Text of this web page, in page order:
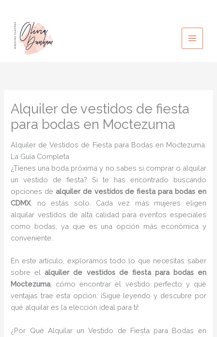
contenido
Alquiler de vestidos de fiesta
para bodas en Moctezuma
Alquiler de Vestidos de Fiesta para Bodas en Moctezuma:
La Guía Completa
¿Tienes una boda próxima y no sabes si comprar o alquilar
un vestido de fiesta? Si te has encontrado buscando
opciones dealquiler de vestidos de fiesta para bodas en
CDMX, no estás solo. Cada vez más mujeres eligen
alquilar vestidos de alta calidad para eventos especiales
como bodas, ya que es una opción más económica y
conveniente.
En este artículo, exploramos todo lo que necesitas saber
sobre elalquiler de vestidos de fiesta para bodas en
Moctezuma, cómo encontrar el vestido perfecto y qué
ventajas trae esta opción. ¡Sigue leyendo y descubre por
qué alquilar es la elección ideal para ti!
¿Por Qué Alquilar un Vestido de Fiesta para Bodas en